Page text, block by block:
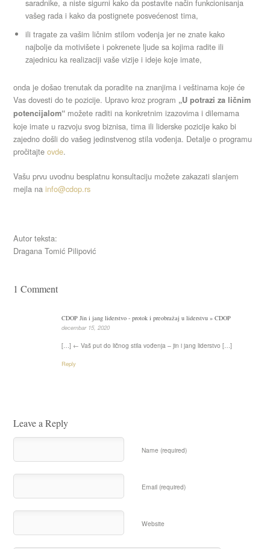
saradnike, a niste sigurni kako da postavite način funkcionisanja
vašeg rada i kako da postignete posvećenost tima,
ili tragate za vašim ličnim stilom vođenja jer ne znate kako
najbolje da motivišete i pokrenete ljude sa kojima radite ili
zajednicu ka realizaciji vaše vizije i ideje koje imate,
onda je došao trenutak da poradite na znanjima i veštinama koje će
Vas dovesti do te pozicije. Upravo kroz program „U potrazi za ličnim
potencijalom“možete raditi na konkretnim izazovima i dilemama
koje imate u razvoju svog biznisa, tima ili liderske pozicije kako bi
zajedno došli do vašeg jedinstvenog stila vođenja. Detalje o programu
pročitajte ovde.
Vašu prvu uvodnu besplatnu konsultaciju možete zakazati slanjem
mejla na info@cdop.rs
Autor teksta:
Dragana Tomić Pilipović
1 Comment
CDOP Jin i jang liderstvo - protok i preobražaj u liderstvu » CDOP
decembar 15, 2020
[…] ← Vaš put do ličnog stila vođenja – jin i jang liderstvo […]
Reply
Leave a Reply
Name (required)
Email (required)
Website